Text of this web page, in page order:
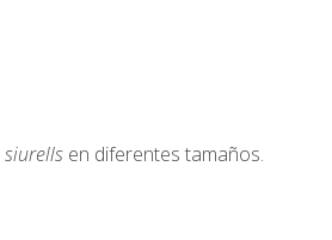
siurells en diferentes tamaños.